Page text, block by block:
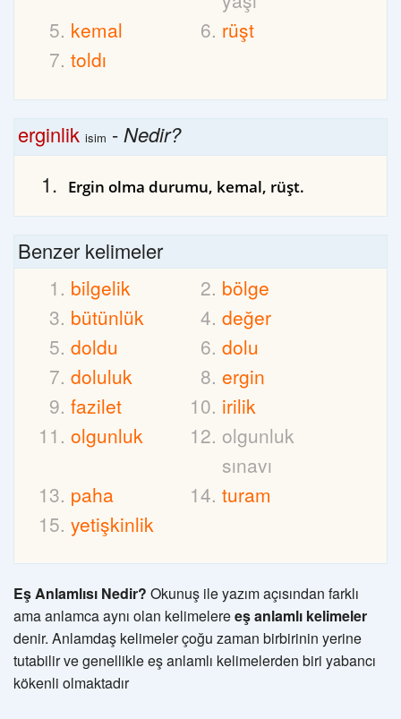
kemal
rüşt
toldı
erginlik isim -Nedir?
Ergin olma durumu, kemal, rüşt.
Benzer kelimeler
bilgelik
bölge
bütünlük
değer
doldu
dolu
doluluk
ergin
fazilet
irilik
olgunluk
olgunluk
sınavı
paha
turam
yetişkinlik
Eş Anlamlısı Nedir? Okunuş ile yazım açısından farklı
ama anlamca aynı olan kelimelereeş anlamlı kelimeler
denir. Anlamdaş kelimeler çoğu zaman birbirinin yerine
tutabilir ve genellikle eş anlamlı kelimelerden biri yabancı
kökenli olmaktadır